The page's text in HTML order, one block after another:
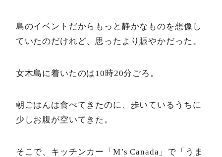
島のイベントだからもっと静かなものを想像し
ていたのだけれど、思ったより賑やかだった。
女木島に着いたのは10時20分ごろ。
朝ごはんは食べてきたのに、歩いているうちに
少しお腹が空いてきた。
そこで、キッチンカー「M’s Canada」で「うま